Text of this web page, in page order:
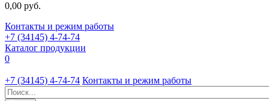
0,00 руб.
Контакты и режим работы
+7 (34145) 4-74-74
Каталог продукции
0
+7 (34145) 4-74-74 Контакты и режим работы